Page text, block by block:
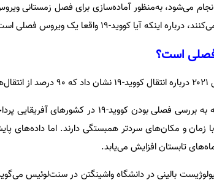
انجام می‌شود، به‌منظور آماده‌سازی برای فصل زمستانی
مطالعه‌ دیگری که به بررسی فصلی بودن
زمان و مکان‌های سردتر همبستگی دارند. اما داده‌های
بالینی در دانشگاه واشینگتن در سنت‌لوئیس